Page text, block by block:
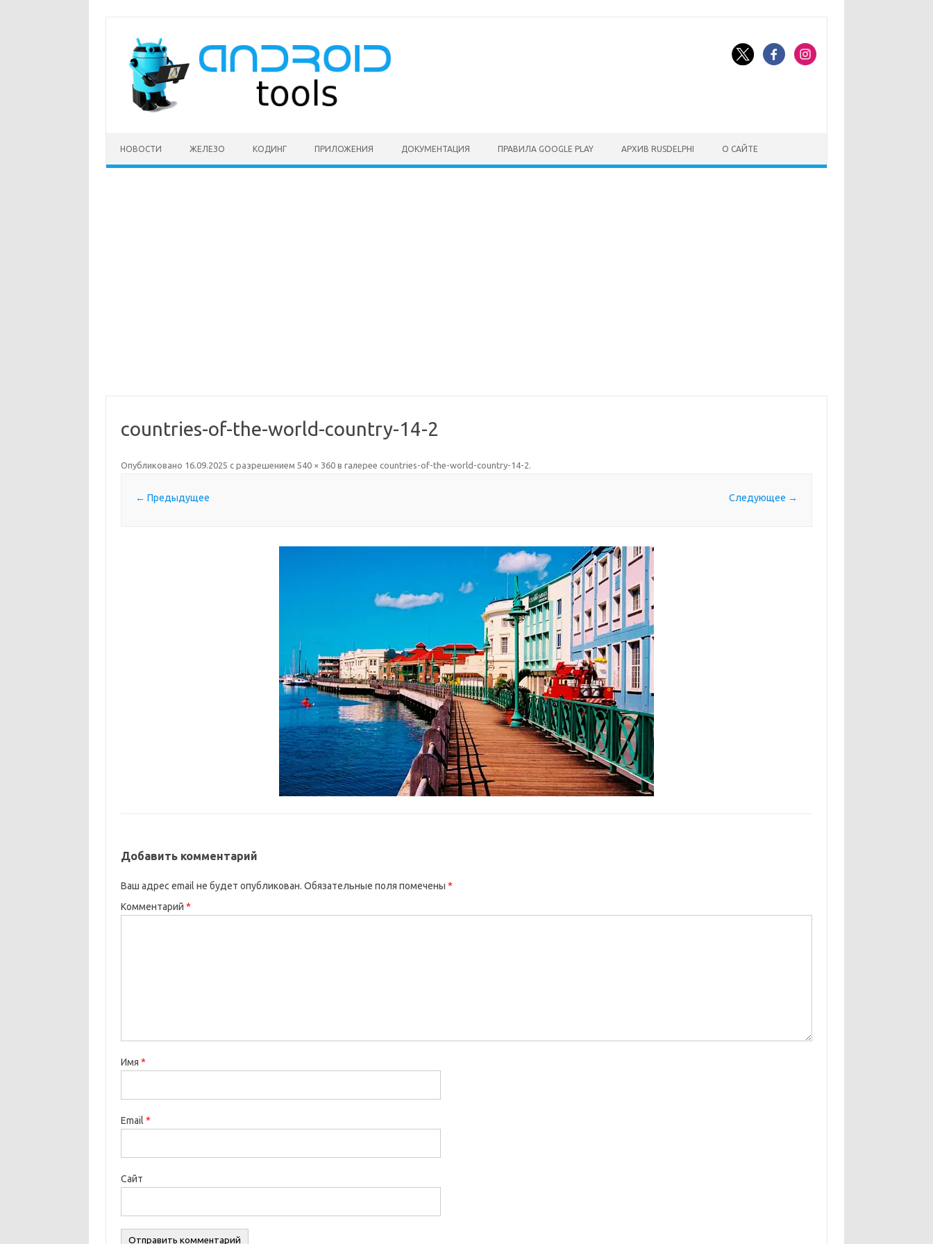
содержимому
НОВОСТИ ЖЕЛЕЗО КОДИНГ ПРИЛОЖЕНИЯ ДОКУМЕНТАЦИЯ ПРАВИЛА GOOGLE PLAY АРХИВ RUSDELPHI О САЙТЕ
countries-of-the-world-country-14-2
Опубликовано 16.09.2025 с разрешением 540 × 360в галерее countries-of-the-world-country-14-2.
← Предыдущее Следующее →
Добавить комментарий
Ваш адрес email не будет опубликован. Обязательные поля помечены *
Комментарий *
Имя *
Email *
Сайт